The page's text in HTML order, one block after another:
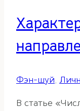
Фэн-шуй,
В статье